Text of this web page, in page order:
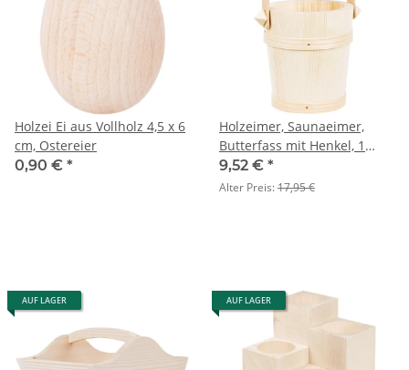
Holzei Ei aus Vollholz 4,5 x 6
cm, Ostereier
0,90 € *
Holzeimer, Saunaeimer,
Butterfass mit Henkel, 1
Liter
9,52 € *
Alter Preis:17,95 €
AUF LAGER AUF LAGER